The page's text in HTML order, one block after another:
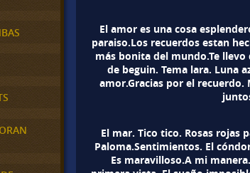
El amor es una cosa
paraiso.Los recuerdos estan
más bonita del mundo.Te
de beguin. Tema lara. Luna
amor.Gracias por el recuerdo.
El mar. Tico tico. Rosas rojas
Paloma.Sentimientos. El
Es maravilloso.A mi